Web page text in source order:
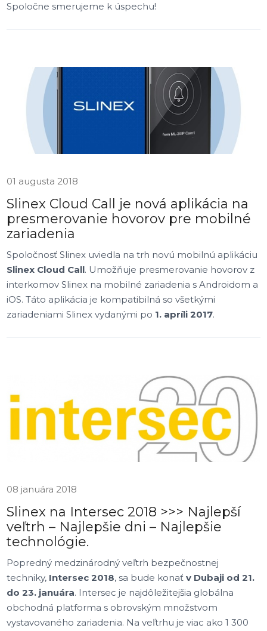
Spoločne smerujeme k úspechu!
01 augusta 2018
Slinex Cloud Call je nová aplikácia na
presmerovanie hovorov pre mobilné
zariadenia
Spoločnosť Slinex uviedla na trh novú mobilnú aplikáciu
Slinex Cloud Call. Umožňuje presmerovanie hovorov z
interkomov Slinex na mobilné zariadenia s Androidom a
iOS. Táto aplikácia je kompatibilná so všetkými
zariadeniami Slinex vydanými po 1. apríli 2017.
08 januára 2018
Slinex na Intersec 2018 >>> Najlepší
veľtrh – Najlepšie dni – Najlepšie
technológie.
Popredný medzinárodný veľtrh bezpečnostnej
techniky, Intersec 2018, sa bude konaťv Dubaji od 21.
do 23. januára. Intersec je najdôležitejšia globálna
obchodná platforma s obrovským množstvom
vystavovaného zariadenia. Na veľtrhu je viac ako 1 300